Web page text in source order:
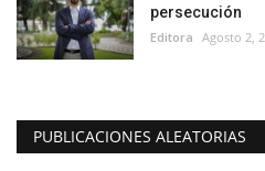
persecución
Editora Agosto 2,
PUBLICACIONES ALEATORIAS